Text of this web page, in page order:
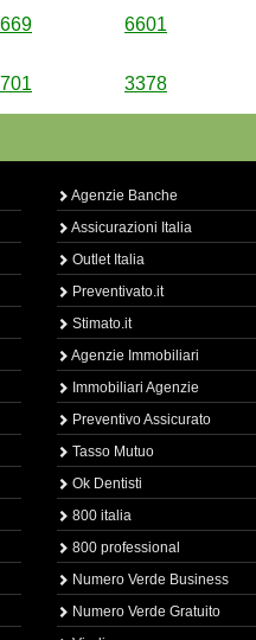
6601
3378
Agenzie Banche
Assicurazioni Italia
Outlet Italia
Preventivato.it
Stimato.it
Agenzie Immobiliari
Immobiliari Agenzie
Preventivo Assicurato
Tasso Mutuo
Ok Dentisti
800 italia
800 professional
Numero Verde Business
Numero Verde Gratuito